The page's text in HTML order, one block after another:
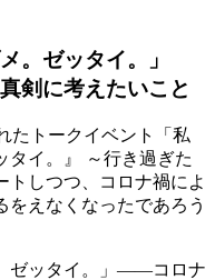
。ゼッタイ。」
剣に考えたいこと
たトークイベント「私
タイ。』 ～行き過ぎた
トしつつ、コロナ禍によ
をえなくなったであろう